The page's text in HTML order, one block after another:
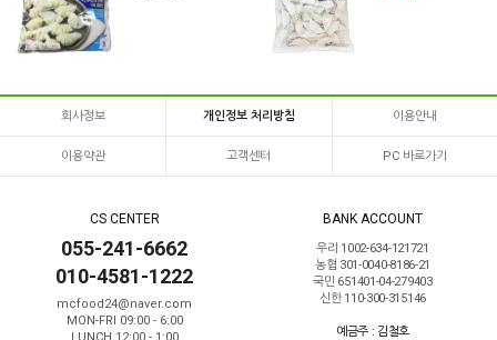
회사정보 개인정보 처리방침 이용안내
이용약관 고객센터 PC 바로가기
CS CENTER
055-241-6662
010-4581-1222
mcfood24@naver.com
MON-FRI 09:00 - 6:00
BANK ACCOUNT
우리 1002-634-121721
농협 301-0040-8186-21
국민 651401-04-279403
신한 110-300-315146
예금주 : 김철호